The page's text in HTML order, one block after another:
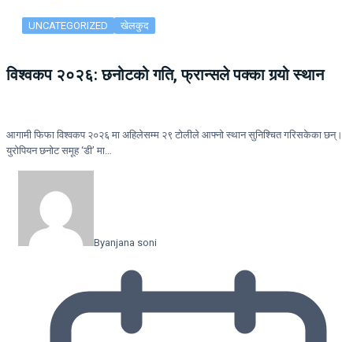
UNCATEGORIZED खेलकुद
विश्वकप २०२६: छनोटको गति, फ्रान्सले पक्का गर्‍यो स्थान
आगामी फिफा विश्वकप २०२६ मा अहिलेसम्म २९ टोलीले आफ्नो स्थान सुनिश्चित गरिसकेका छन्।
युरोपियन छनोट समूह ‘डी’ मा…
Byanjana soni